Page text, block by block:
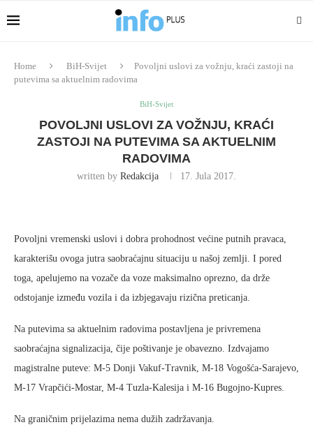
Home BiH-Svijet
Povoljni uslovi za vožnju, kraći zastoji na
putevima sa aktuelnim radovima
BiH-Svijet
POVOLJNI USLOVI ZA VOŽNJU, KRAĆI
ZASTOJI NA PUTEVIMA SA AKTUELNIM
RADOVIMA
written by Redakcija 17. Jula 2017.
Povoljni vremenski uslovi i dobra prohodnost većine putnih pravaca,
karakterišu ovoga jutra saobraćajnu situaciju u našoj zemlji. I pored
toga, apelujemo na vozače da voze maksimalno oprezno, da drže
odstojanje između vozila i da izbjegavaju rizična preticanja.
Na putevima sa aktuelnim radovima postavljena je privremena
saobraćajna signalizacija, čije poštivanje je obavezno. Izdvajamo
magistralne puteve: M-5 Donji Vakuf-Travnik, M-18 Vogošća-Sarajevo,
M-17 Vrapčići-Mostar, M-4 Tuzla-Kalesija i M-16 Bugojno-Kupres.
Na graničnim prijelazima nema dužih zadržavanja.